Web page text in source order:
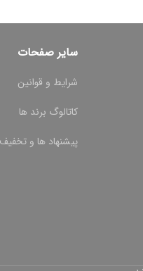
سایر صفحات
شرایط و قوانین
کاتالوگ برند ها
پیشنهاد ها و